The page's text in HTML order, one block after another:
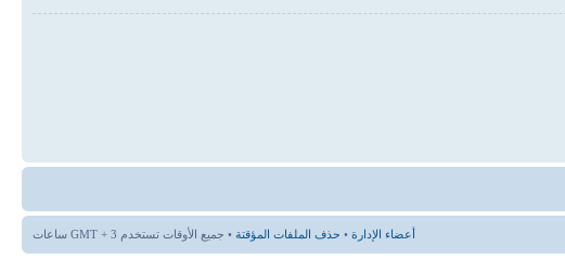
أعضاء الإدارة • حذف الملفات المؤقتة • جميع الأوقات تستخدم GMT + 3 ساعات